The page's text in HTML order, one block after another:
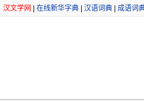
汉文学网 在线新华字典 汉语词典 成语词